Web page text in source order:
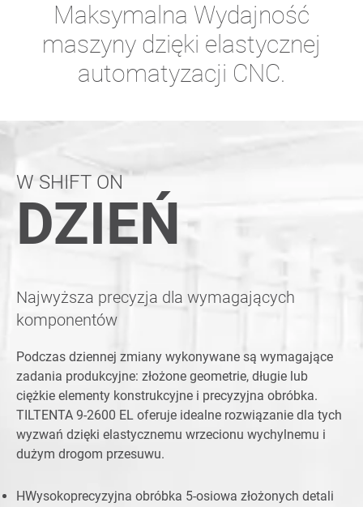
Maksymalna Wydajność
maszyny dzięki elastycznej
automatyzacji CNC.
W SHIFT ON
DZIEŃ
Najwyższa precyzja dla wymagających
komponentów
Podczas dziennej zmiany wykonywane są wymagające
zadania produkcyjne: złożone geometrie, długie lub
ciężkie elementy konstrukcyjne i precyzyjna obróbka.
TILTENTA 9-2600 EL oferuje idealne rozwiązanie dla tych
wyzwań dzięki elastycznemu wrzecionu wychylnemu i
dużym drogom przesuwu.
HWysokoprecyzyjna obróbka 5-osiowa złożonych detali